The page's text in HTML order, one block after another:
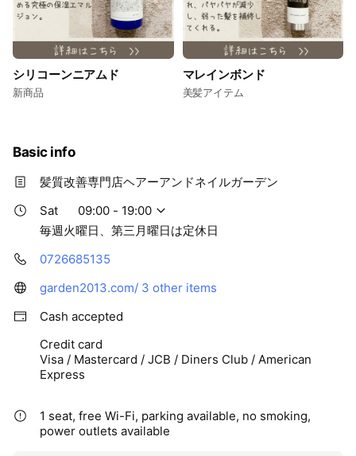
シリコーンニアムド
新商品
マレインボンド
美髪アイテム
Basic info
髪質改善専門店ヘアーアンドネイルガーデン
Sat
09:00 - 19:00
毎週火曜日、第三月曜日は定休日
0726685135
garden2013.com/ 3 other items
Cash accepted
Credit card
Visa / Mastercard / JCB / Diners Club / American
Express
1 seat, free Wi-Fi, parking available, no smoking,
power outlets available